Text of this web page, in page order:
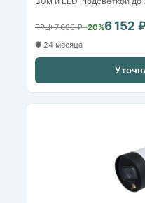
РРЦ: 7 690 ₽−20%6 152
🛡️ 24 месяца